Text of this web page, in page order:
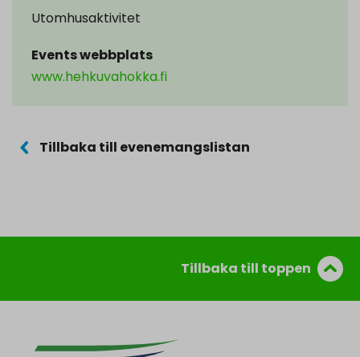
Utomhusaktivitet
Events webbplats
www.hehkuvahokka.fi
Tillbaka till evenemangslistan
Tillbaka till toppen